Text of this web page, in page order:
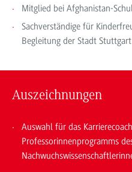
Mitglied bei Afghanistan-
Sachverständige für
Begleitung der Stadt Stuttgart
Auszeichnungen
Auswahl für das
Professorinnenprogramms